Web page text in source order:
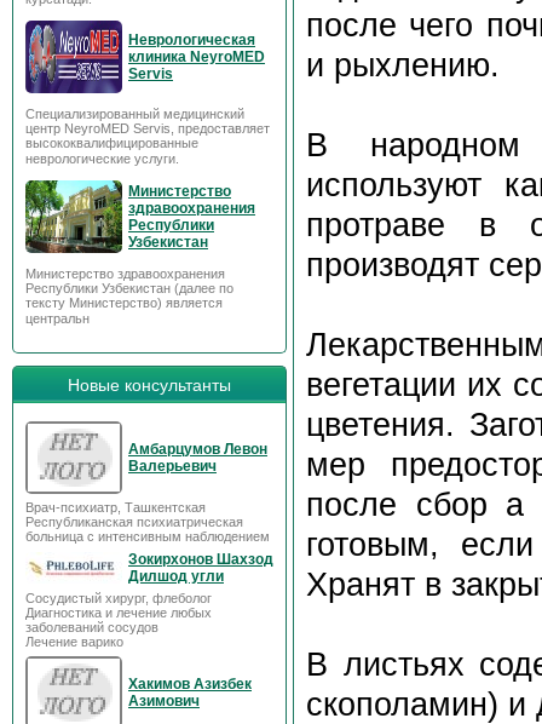
Неврологическая
клиника NeyroMED
Servis
Специализированный медицинский
центр NeyroMED Servis, предоставляет
высококвалифицированные
неврологические услуги.
Министерство
здравоохранения
Республики
Узбекистан
Министерство здравоохранения
Республики Узбекистан (далее по
тексту Министерство) является
центральн
Новые консультанты
Амбарцумов Левон
Валерьевич
Врач-психиатр, Ташкентская
Республиканская психиатрическая
больница с интенсивным наблюдением
Зокирхонов Шахзод
Дилшод угли
Сосудистый хирург, флеболог
Диагностика и лечение любых
заболеваний сосудов
Лечение варико
Хакимов Азизбек
Азимович
после чего
и рыхлению.
В народном
используют
протраве в
производят
вегетации их
цветения.
мер
после сбор а
готовым,
Хранят в
В листьях
скополамин) и